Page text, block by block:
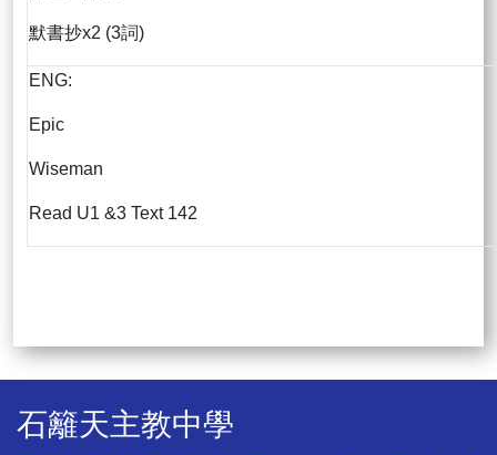
默書抄x2 (3詞)
ENG:
Epic
Wiseman
Read U1 &3 Text 142
石籬天主教中學